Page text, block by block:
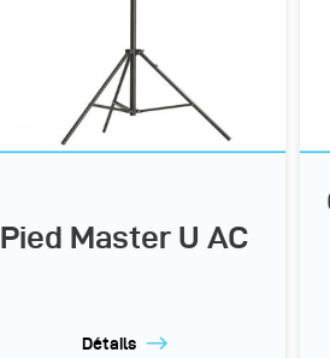
Pied Master U AC
Détails